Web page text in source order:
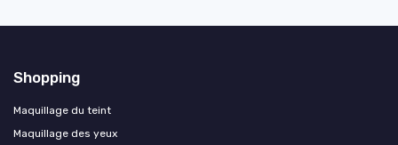
Shopping
Maquillage du teint
Maquillage des yeux